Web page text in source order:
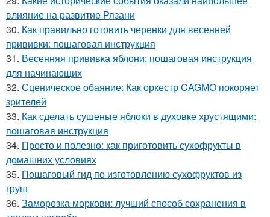
влияние на развитие Рязани
30. Как правильно готовить черенки для весенней
прививки: пошаговая инструкция
31. Весенняя прививка яблони: пошаговая инструкция
для начинающих
32. Сценическое обаяние: Как оркестр CAGMO покоряет
зрителей
33. Как сделать сушеные яблоки в духовке хрустящими:
пошаговая инструкция
34. Просто и полезно: как приготовить сухофрукты в
домашних условиях
35. Пошаговый гид по изготовлению сухофруктов из
груш
36. Заморозка моркови: лучший способ сохранения в